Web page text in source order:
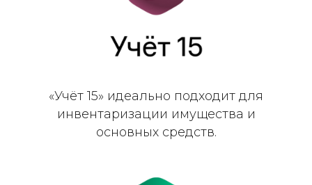
«Учёт 15» идеально подходит для
инвентаризации имущества и
основных средств.